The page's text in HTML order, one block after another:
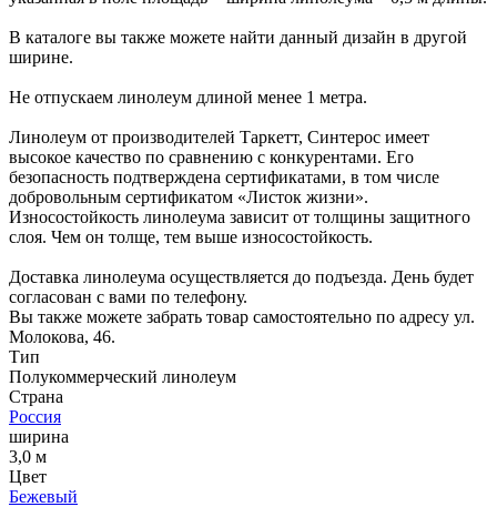
В каталоге вы также можете найти данный дизайн в другой
ширине.
Не отпускаем линолеум длиной менее 1 метра.
Линолеум от производителей Таркетт, Синтерос имеет
высокое качество по сравнению с конкурентами. Его
безопасность подтверждена сертификатами, в том числе
добровольным сертификатом «Листок жизни».
Износостойкость линолеума зависит от толщины защитного
слоя. Чем он толще, тем выше износостойкость.
Доставка линолеума осуществляется до подъезда. День будет
согласован с вами по телефону.
Вы также можете забрать товар самостоятельно по адресу ул.
Молокова, 46.
Тип
Полукоммерческий линолеум
Страна
Россия
ширина
3,0 м
Цвет
Бежевый